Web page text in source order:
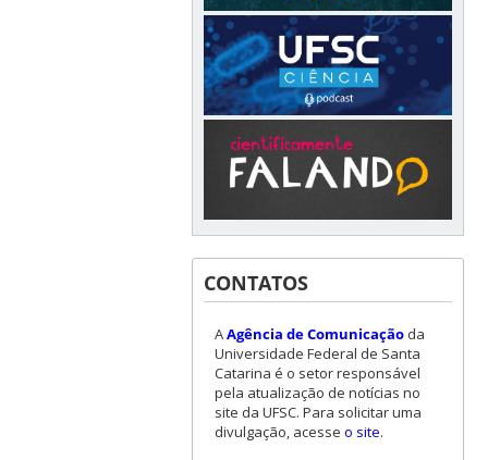
CONTATOS
AAgência de Comunicaçãoda
Universidade Federal de Santa
Catarina é o setor responsável
pela atualização de notícias no
site da UFSC. Para solicitar uma
divulgação, acesse o site.